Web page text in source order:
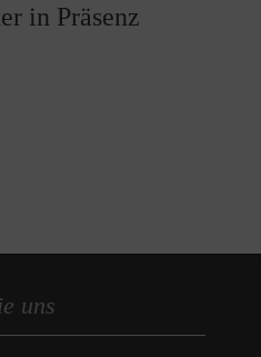
in Präsenz
uns